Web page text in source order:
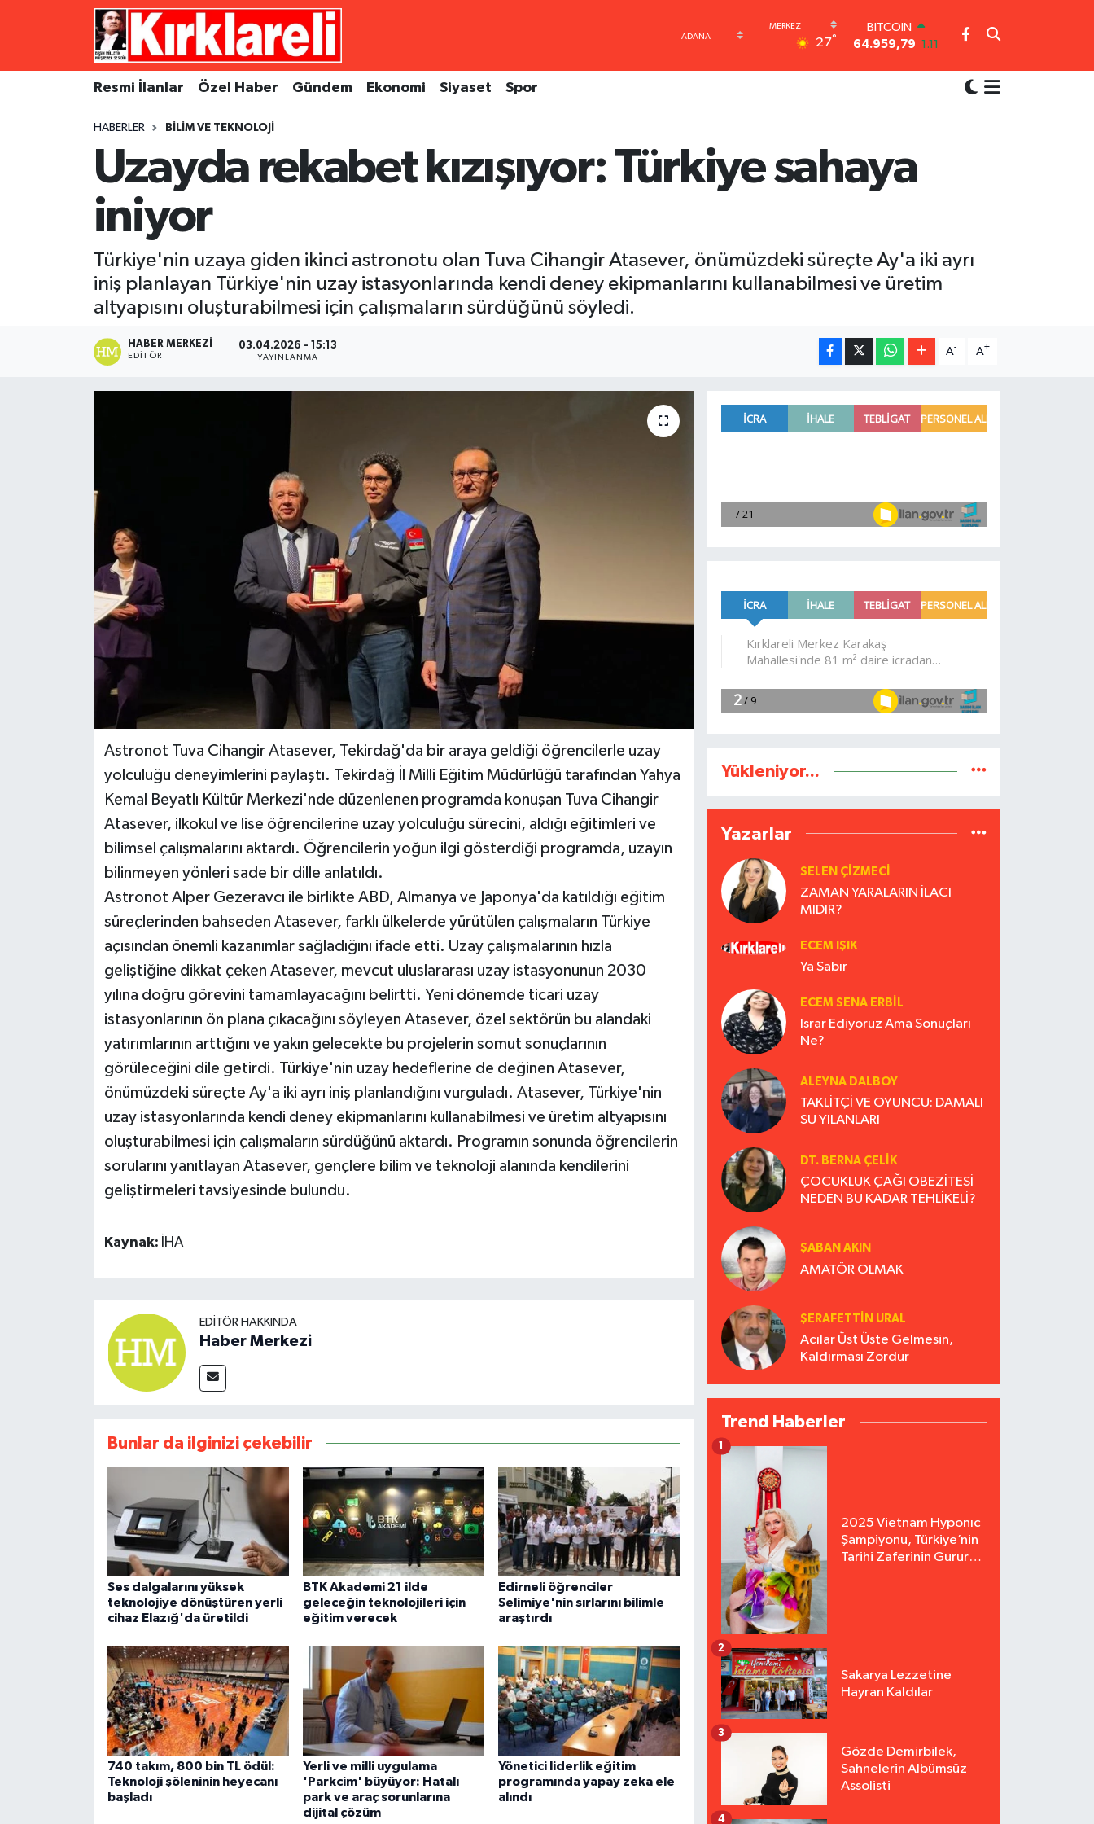
27°
BITCOIN
64.959,79 1.11
GRAM ALTIN
6660.55 0.03
Resmi İlanlar Özel Haber Gündem Ekonomi Siyaset Spor
HABERLER BILIM VE TEKNOLOJI
Uzayda rekabet kızışıyor: Türkiye sahaya
iniyor
Türkiye'nin uzaya giden ikinci astronotu olan Tuva Cihangir Atasever, önümüzdeki süreçte Ay'a iki ayrı
iniş planlayan Türkiye'nin uzay istasyonlarında kendi deney ekipmanlarını kullanabilmesi ve üretim
altyapısını oluşturabilmesi için çalışmaların sürdüğünü söyledi.
HABER MERKEZI
EDITÖR
03.04.2026 - 15:13
YAYINLANMA
A- A+
Astronot Tuva Cihangir Atasever, Tekirdağ'da bir araya geldiği öğrencilerle uzay
yolculuğu deneyimlerini paylaştı. Tekirdağ İl Milli Eğitim Müdürlüğü tarafından Yahya
Kemal Beyatlı Kültür Merkezi'nde düzenlenen programda konuşan Tuva Cihangir
Atasever, ilkokul ve lise öğrencilerine uzay yolculuğu sürecini, aldığı eğitimleri ve
bilimsel çalışmalarını aktardı. Öğrencilerin yoğun ilgi gösterdiği programda, uzayın
bilinmeyen yönleri sade bir dille anlatıldı.
Astronot Alper Gezeravcı ile birlikte ABD, Almanya ve Japonya'da katıldığı eğitim
süreçlerinden bahseden Atasever, farklı ülkelerde yürütülen çalışmaların Türkiye
açısından önemli kazanımlar sağladığını ifade etti. Uzay çalışmalarının hızla
geliştiğine dikkat çeken Atasever, mevcut uluslararası uzay istasyonunun 2030
yılına doğru görevini tamamlayacağını belirtti. Yeni dönemde ticari uzay
istasyonlarının ön plana çıkacağını söyleyen Atasever, özel sektörün bu alandaki
yatırımlarının arttığını ve yakın gelecekte bu projelerin somut sonuçlarının
görüleceğini dile getirdi. Türkiye'nin uzay hedeflerine de değinen Atasever,
önümüzdeki süreçte Ay'a iki ayrı iniş planlandığını vurguladı. Atasever, Türkiye'nin
uzay istasyonlarında kendi deney ekipmanlarını kullanabilmesi ve üretim altyapısını
oluşturabilmesi için çalışmaların sürdüğünü aktardı. Programın sonunda öğrencilerin
sorularını yanıtlayan Atasever, gençlere bilim ve teknoloji alanında kendilerini
geliştirmeleri tavsiyesinde bulundu.
Kaynak: İHA
EDITÖR HAKKINDA
Haber Merkezi
Bunlar da ilginizi çekebilir
Ses dalgalarını yüksek
teknolojiye dönüştüren yerli
cihaz Elazığ'da üretildi
BTK Akademi 21 ilde
geleceğin teknolojileri için
eğitim verecek
Edirneli öğrenciler
Selimiye'nin sırlarını bilimle
araştırdı
740 takım, 800 bin TL ödül:
Teknoloji şöleninin heyecanı
başladı
Yerli ve milli uygulama
'Parkcim' büyüyor: Hatalı
park ve araç sorunlarına
dijital çözüm
Yönetici liderlik eğitim
programında yapay zeka ele
alındı
Yükleniyor...
Yazarlar
SELEN ÇİZMECİ
ZAMAN YARALARIN İLACI
MIDIR?
ECEM IŞIK
Ya Sabır
ECEM SENA ERBIL
Israr Ediyoruz Ama Sonuçları
Ne?
ALEYNA DALBOY
TAKLİTÇİ VE OYUNCU: DAMALI
SU YILANLARI
DT. BERNA ÇELIK
ÇOCUKLUK ÇAĞI OBEZİTESİ
NEDEN BU KADAR TEHLİKELİ?
ŞABAN AKIN
AMATÖR OLMAK
ŞERAFETTIN URAL
Acılar Üst Üste Gelmesin,
Kaldırması Zordur
Trend Haberler
2025 Vietnam Hyponıc
Şampiyonu, Türkiye’nin
Tarihi Zaferinin Gururu
1
Sakarya Lezzetine
Hayran Kaldılar
2
Gözde Demirbilek,
Sahnelerin Albümsüz
Assolisti
3
4
Resmi İlanlar
Ekonomi
Magazin
Merkez Nöbetçi Eczaneler
Süper Lig Puan Durumu ve Fikstür
Son Dakika Haberleri
Haber Arşivi